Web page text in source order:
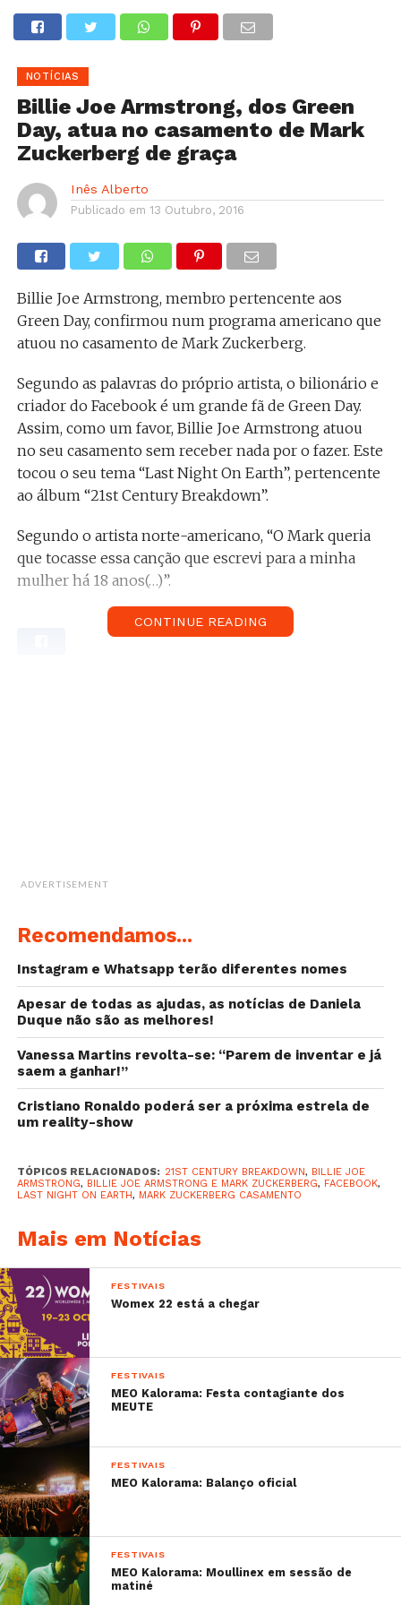
NOTÍCIAS
Billie Joe Armstrong, dos Green
Day, atua no casamento de Mark
Zuckerberg de graça
Inês Alberto
Publicado em 13 Outubro, 2016
Billie Joe Armstrong, membro pertencente aos
Green Day, confirmou num programa americano que
atuou no casamento de Mark Zuckerberg.
Segundo as palavras do próprio artista, o bilionário e
criador do Facebook é um grande fã de Green Day.
Assim, como um favor, Billie Joe Armstrong atuou
no seu casamento sem receber nada por o fazer. Este
tocou o seu tema “Last Night On Earth”, pertencente
ao álbum “21st Century Breakdown”.
Segundo o artista norte-americano, “O Mark queria
que tocasse essa canção que escrevi para a minha
mulher há 18 anos(…)”.
CONTINUE READING
ADVERTISEMENT
Recomendamos...
Instagram e Whatsapp terão diferentes nomes
Apesar de todas as ajudas, as notícias de Daniela
Duque não são as melhores!
Vanessa Martins revolta-se: “Parem de inventar e já
saem a ganhar!”
Cristiano Ronaldo poderá ser a próxima estrela de
um reality-show
TÓPICOS RELACIONADOS: 21ST CENTURY BREAKDOWN, BILLIE JOE
ARMSTRONG, BILLIE JOE ARMSTRONG E MARK ZUCKERBERG, FACEBOOK,
LAST NIGHT ON EARTH, MARK ZUCKERBERG CASAMENTO
Mais em Notícias
FESTIVAIS
Womex 22 está a chegar
FESTIVAIS
MEO Kalorama: Festa contagiante dos
MEUTE
FESTIVAIS
MEO Kalorama: Balanço oficial
FESTIVAIS
MEO Kalorama: Moullinex em sessão de
matiné